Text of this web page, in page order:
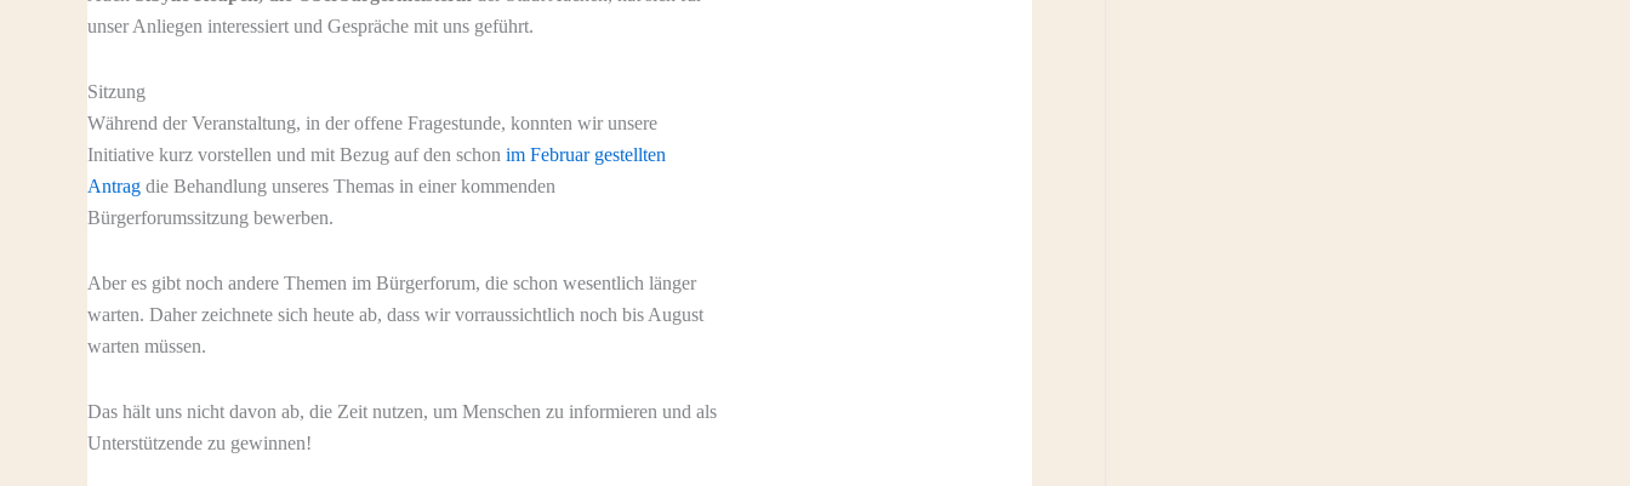
unser Anliegen interessiert und Gespräche mit uns geführt.
Sitzung
Während der Veranstaltung, in der offene Fragestunde, konnten wir unsere
Initiative kurz vorstellen und mit Bezug auf den schon im Februar gestellten
Antrag die Behandlung unseres Themas in einer kommenden
Bürgerforumssitzung bewerben.
Aber es gibt noch andere Themen im Bürgerforum, die schon wesentlich länger
warten. Daher zeichnete sich heute ab, dass wir vorraussichtlich noch bis August
warten müssen.
Das hält uns nicht davon ab, die Zeit nutzen, um Menschen zu informieren und als
Unterstützende zu gewinnen!